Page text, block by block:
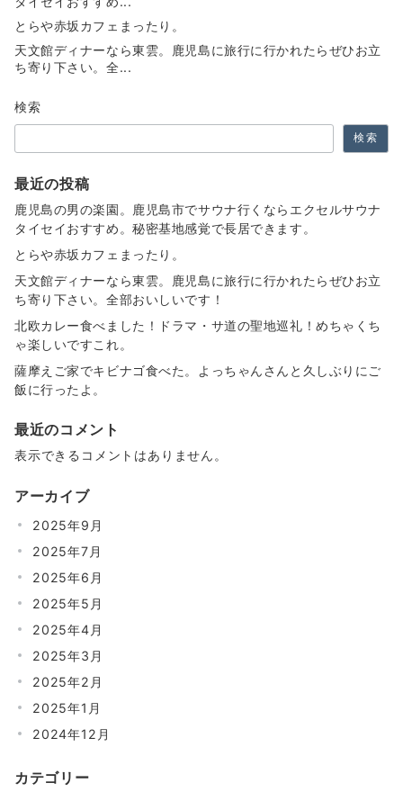
とらや赤坂カフェまったり。
天文館ディナーなら東雲。鹿児島に旅行に行かれたらぜひお立
ち寄り下さい。全...
検索
検索
最近の投稿
鹿児島の男の楽園。鹿児島市でサウナ行くならエクセルサウナ
タイセイおすすめ。秘密基地感覚で長居できます。
とらや赤坂カフェまったり。
天文館ディナーなら東雲。鹿児島に旅行に行かれたらぜひお立
ち寄り下さい。全部おいしいです！
北欧カレー食べました！ドラマ・サ道の聖地巡礼！めちゃくち
ゃ楽しいですこれ。
薩摩えご家でキビナゴ食べた。よっちゃんさんと久しぶりにご
飯に行ったよ。
最近のコメント
表示できるコメントはありません。
アーカイブ
2025年9月
2025年7月
2025年6月
2025年5月
2025年4月
2025年3月
2025年2月
2025年1月
2024年12月
カテゴリー